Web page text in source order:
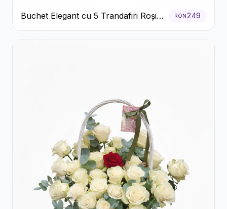
Buchet Elegant cu 5 Trandafiri Roșii
și Eucalipt
RON249